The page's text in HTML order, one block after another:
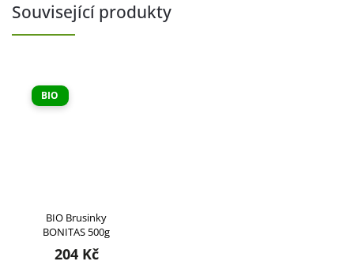
Související produkty
BIO
BIO Brusinky
BONITAS 500g
204 Kč